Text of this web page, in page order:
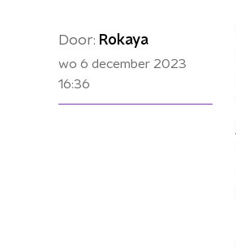
Door: Rokaya
wo 6 december 2023
16:36